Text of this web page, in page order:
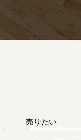
売りたい